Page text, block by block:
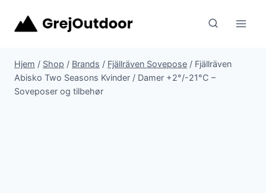
Hjem / Shop / Brands / Fjällräven Sovepose / Fjällräven
Abisko Two Seasons Kvinder / Damer +2°/-21°C –
Soveposer og tilbehør